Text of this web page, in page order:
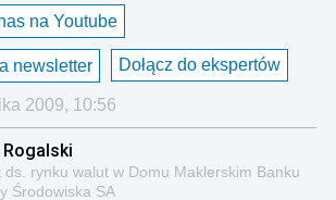
na Youtube
newsletter Dołącz do ekspertów
2009, 10:56
ds. rynku walut w Domu Maklerskim Banku
Środowiska SA